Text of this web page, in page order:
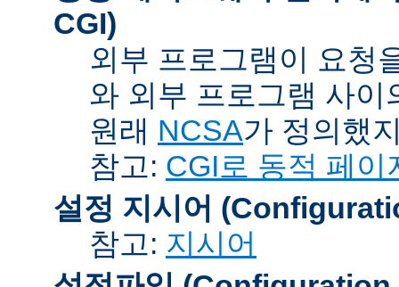
CGI)
외부 프로그램이 요청
와 외부 프로그램 사
원래 NCSA가 정의했
참고: CGI로 동적 페이
설정 지시어
참고: 지시어